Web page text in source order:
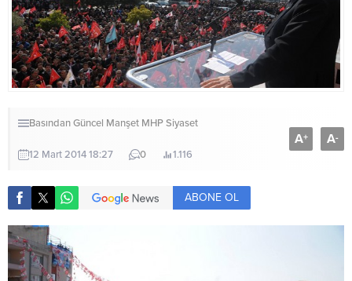
BasındanGüncel Manşet MHPSiyaset
12 Mart 2014 18:27 0 1.116
A+ A-
ABONE OL